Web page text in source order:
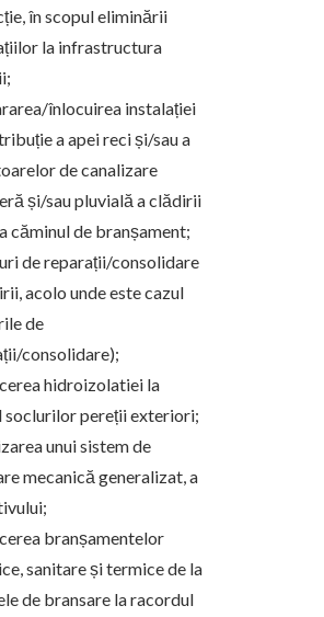
în scopul eliminării
la infrastructura
înlocuirea instalației
a apei reci și/sau a
de canalizare
și/sau pluvială a clădirii
căminul de branșament;
de reparații/consolidare
acolo unde este cazul
de
consolidare);
hidroizolatiei la
soclurilor pereții exteriori;
unui sistem de
mecanică generalizat, a
branșamentelor
sanitare și termice de la
de bransare la racordul